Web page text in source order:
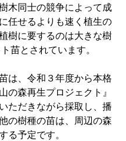
木同士の競争によって成
任せるよりも速く植生の
樹に要するのは大きな樹
苗とされています。
は、令和３年度から本格
の森再生プロジェクト』
ただきながら採取し、播
の樹種の苗は、周辺の森
る予定です。